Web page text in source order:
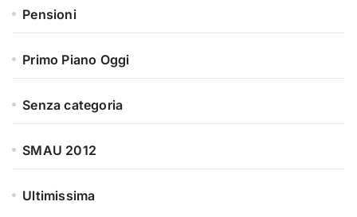
Pensioni
Primo Piano Oggi
Senza categoria
SMAU 2012
Ultimissima